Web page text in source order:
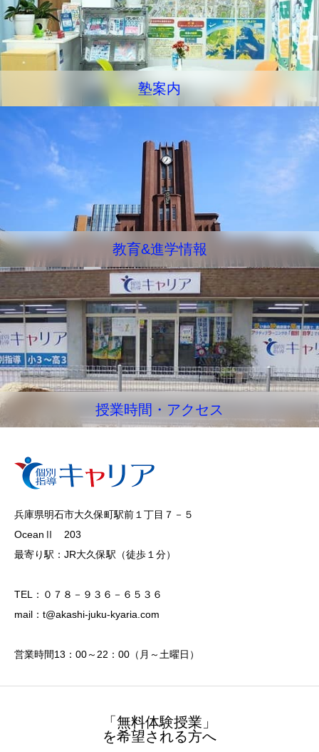
塾案内
教育&進学情報
授業時間・アクセス
兵庫県明石市大久保町駅前１丁目７－５
OceanⅡ 203
最寄り駅：JR大久保駅（徒歩１分）
TEL：０７８－９３６－６５３６
mail：t@akashi-juku-kyaria.com
営業時間13：00～22：00（月～土曜日）
「無料体験授業」
を希望される方へ